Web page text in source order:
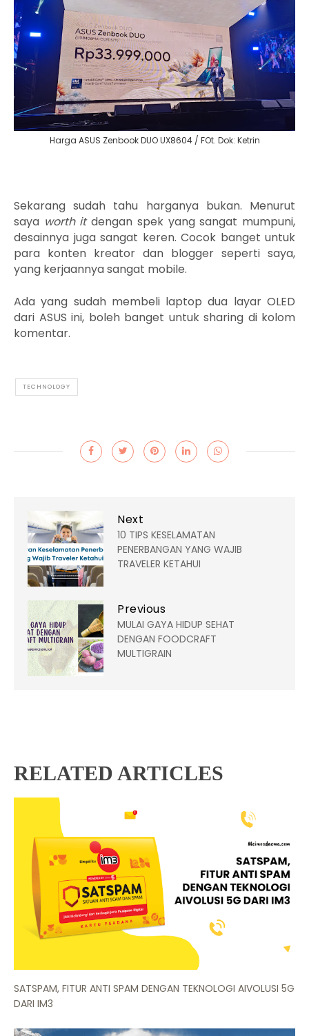
Harga ASUS Zenbook DUO UX8604 / FOt. Dok: Ketrin
Sekarang sudah tahu harganya bukan. Menurut
saya worth itdengan spek yang sangat mumpuni,
desainnya juga sangat keren. Cocok banget untuk
para konten kreator dan blogger seperti saya,
yang kerjaannya sangat mobile.
Ada yang sudah membeli laptop dua layar OLED
dari ASUS ini, boleh banget untuk sharing di kolom
komentar.
TECHNOLOGY
Next
10 TIPS KESELAMATAN
PENERBANGAN YANG WAJIB
TRAVELER KETAHUI
Previous
MULAI GAYA HIDUP SEHAT
DENGAN FOODCRAFT
MULTIGRAIN
RELATED ARTICLES
SATSPAM, FITUR ANTI SPAM DENGAN TEKNOLOGI AIVOLUSI 5G
DARI IM3